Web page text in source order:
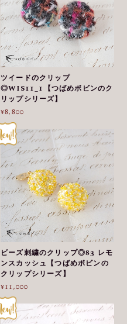
ツイードのクリップ
◎WIS11_1【つばめボビンのク
リップシリーズ】
¥8,800
ビーズ刺繍のクリップ◎83 レモ
ンスカッシュ【つばめボビンの
クリップシリーズ】
¥11,000